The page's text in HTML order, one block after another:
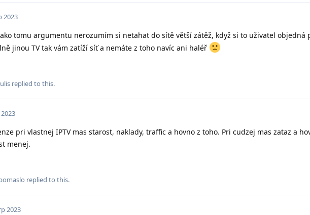
2023
tomu argumentu nerozumím si netahat do sítě větší zátěž, když si to uživatel objedná
jinou TV tak vám zatíží síť a nemáte z toho navíc ani haléř
replied to this.
pri vlastnej IPTV mas starost, naklady, traffic a hovno z toho. Pri cudzej mas zataz a
menej.
replied to this.
2023